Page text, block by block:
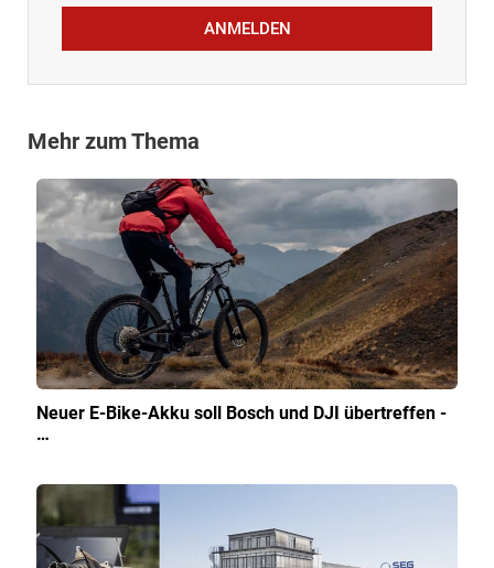
ANMELDEN
Mehr zum Thema
Neuer E-Bike-Akku soll Bosch und DJI übertreffen -
…